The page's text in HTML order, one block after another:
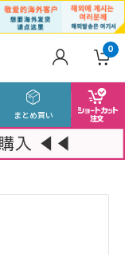
0
まとめ買い